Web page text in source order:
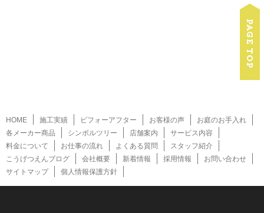
HOME 施工実績 ビフォーアフター お客様の声
お庭のお手入れ
各メーカー商品
シンボルツリー 店舗案内
サービス内容
料金について
お仕事の流れ よくある質問
スタッフ紹介
こうげつえんブログ
会社概要 新着情報 採用情報
お問い合わせ
サイトマップ
個人情報保護方針